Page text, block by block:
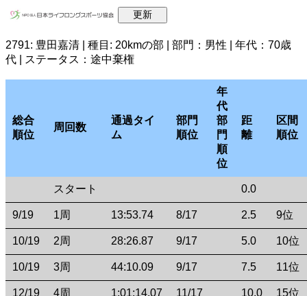
2791: 豊田嘉清 | 種目: 20kmの部 | 部門：男性 | 年代：70歳
代 | ステータス：途中棄権
総合
順位
周回数
通過タイ
ム
部門
順位
年
代
部
門
順
位
距
離
区間
順位
スタート 0.0
9/19 1周 13:53.74 8/17 2.5 9位
10/19 2周 28:26.87 9/17 5.0 10位
10/19 3周 44:10.09 9/17 7.5 11位
12/19 4周 1:01:14.07 11/17 10.0 15位